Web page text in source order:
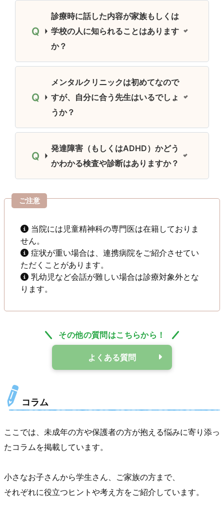
診療時に話した内容が家族もしくは
学校の人に知られることはあります
か？
メンタルクリニックは初めてなので
すが、自分に合う先生はいるでしょ
うか？
発達障害（もしくはADHD）かどう
かわかる検査や診断はありますか？
ご注意
当院には児童精神科の専門医は在籍しておりま
せん。
症状が重い場合は、連携病院をご紹介させてい
ただくことがあります。
乳幼児など会話が難しい場合は診療対象外とな
ります。
その他の質問はこちらから！
よくある質問
コラム
ここでは、未成年の方や保護者の方が抱える悩みに寄り添っ
たコラムを掲載しています。
小さなお子さんから学生さん、ご家族の方まで、
それぞれに役立つヒントや考え方をご紹介しています。